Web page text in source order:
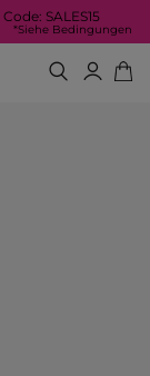
SALES15
*Siehe Bedingungen